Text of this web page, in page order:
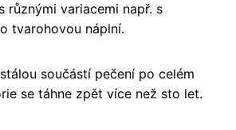
různými variacemi např. s
tvarohovou náplní.
součástí pečení po celém
se táhne zpět více než sto let.